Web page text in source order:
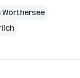
Wörthersee